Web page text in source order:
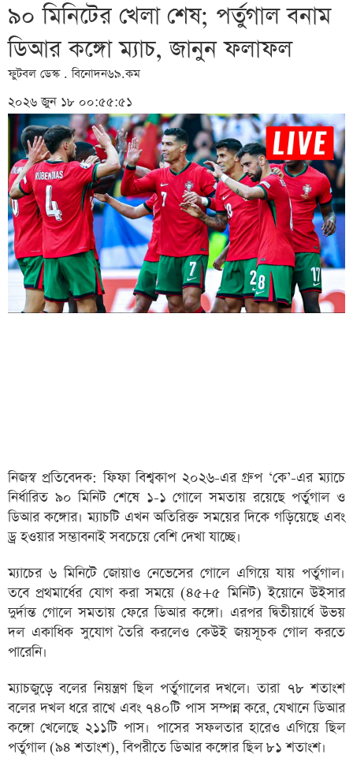
৯০ মিনিটের খেলা শেষ; পর্তুগাল বনাম
ডিআর কঙ্গো ম্যাচ, জানুন ফলাফল
ফুটবল ডেস্ক . বিনোদন৬৯.কম
২০২৬ জুন ১৮ ০০:৫৫:৫১
নিজস্ব প্রতিবেদক: ফিফা বিশ্বকাপ ২০২৬-এর গ্রুপ ‘কে’-এর ম্যাচে
নির্ধারিত ৯০ মিনিট শেষে ১-১ গোলে সমতায় রয়েছে পর্তুগাল ও
ডিআর কঙ্গোর। ম্যাচটি এখন অতিরিক্ত সময়ের দিকে গড়িয়েছে এবং
ড্র হওয়ার সম্ভাবনাই সবচেয়ে বেশি দেখা যাচ্ছে।
ম্যাচের ৬ মিনিটে জোয়াও নেভেসের গোলে এগিয়ে যায় পর্তুগাল।
তবে প্রথমার্ধের যোগ করা সময়ে (৪৫+৫ মিনিট) ইয়োনে উইসার
দুর্দান্ত গোলে সমতায় ফেরে ডিআর কঙ্গো। এরপর দ্বিতীয়ার্ধে উভয়
দল একাধিক সুযোগ তৈরি করলেও কেউই জয়সূচক গোল করতে
পারেনি।
ম্যাচজুড়ে বলের নিয়ন্ত্রণ ছিল পর্তুগালের দখলে। তারা ৭৮ শতাংশ
বলের দখল ধরে রাখে এবং ৭৪০টি পাস সম্পন্ন করে, যেখানে ডিআর
কঙ্গো খেলেছে ২১১টি পাস। পাসের সফলতার হারেও এগিয়ে ছিল
পর্তুগাল (৯৪ শতাংশ), বিপরীতে ডিআর কঙ্গোর ছিল ৮১ শতাংশ।